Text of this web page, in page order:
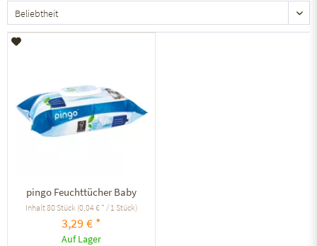
pingo Feuchttücher Baby
Inhalt80 Stück (0,04 € * / 1 Stück)
3,29 € *
Auf Lager